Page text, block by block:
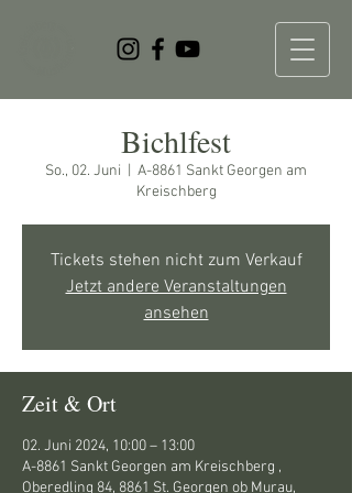
Bichlfest
So., 02. Juni
A-8861 Sankt Georgen am
Kreischberg
Tickets stehen nicht zum Verkauf
Jetzt andere Veranstaltungen
ansehen
Zeit & Ort
02. Juni 2024, 10:00 – 13:00
A-8861 Sankt Georgen am Kreischberg ,
Oberedling 84, 8861 St. Georgen ob Murau,